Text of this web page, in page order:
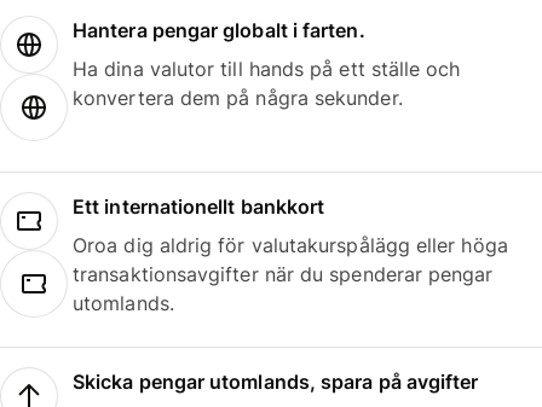
Hantera pengar globalt i farten.
Ha dina valutor till hands på ett ställe och
konvertera dem på några sekunder.
Ett internationellt bankkort
Oroa dig aldrig för valutakurspålägg eller höga
transaktionsavgifter när du spenderar pengar
utomlands.
Skicka pengar utomlands, spara på avgifter